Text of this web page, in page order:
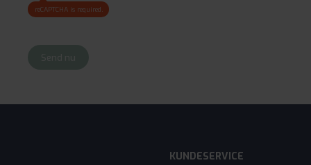
reCAPTCHA is required.
KUNDESERVICE